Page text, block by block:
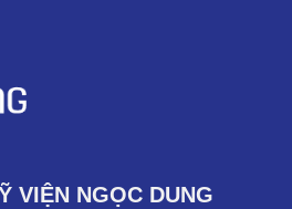
VIỆN NGỌC DUNG